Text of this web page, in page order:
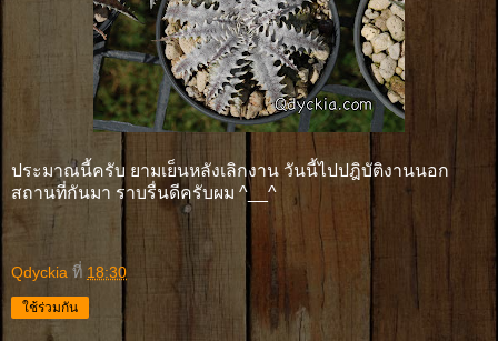
ประมาณนี้ครับ ยามเย็นหลังเลิกงาน วันนี้ไปปฎิบัติงานนอก
สถานที่กันมา ราบรื่นดีครับผม ^__^
Qdyckia ที่ 18:30
ใช้ร่วมกัน